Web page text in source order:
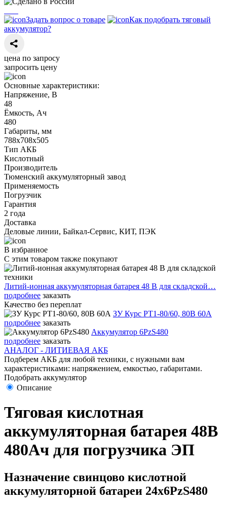
Задать вопрос о товаре
Как подобрать тяговый
аккумулятор?
цена по запросу
запросить цену
Основные характеристики:
Напряжение, В
48
Ёмкость, Ач
480
Габариты, мм
788х708х505
Тип АКБ
Кислотный
Производитель
Тюменский аккумуляторный завод
Применяемость
Погрузчик
Гарантия
2 года
Доставка
Деловые линии, Байкал-Сервис, КИТ, ПЭК
В избранное
С этим товаром также покупают
Литий-ионная аккумуляторная батарея 48 В для складской…
подробнее заказать
Качество без переплат
ЗУ Курс PT1-80/60, 80В 60А
подробнее заказать
Аккумулятор 6PzS480
подробнее заказать
АНАЛОГ - ЛИТИЕВАЯ АКБ
Подберем АКБ для любой техники, с нужными вам
характеристиками: напряжением, емкостью, габаритами.
Подобрать аккумулятор
Описание
Тяговая кислотная
аккумуляторная батарея 48В
480Ач для погрузчика ЭП
Назначение свинцово кислотной
аккумуляторной батареи 24х6PzS480